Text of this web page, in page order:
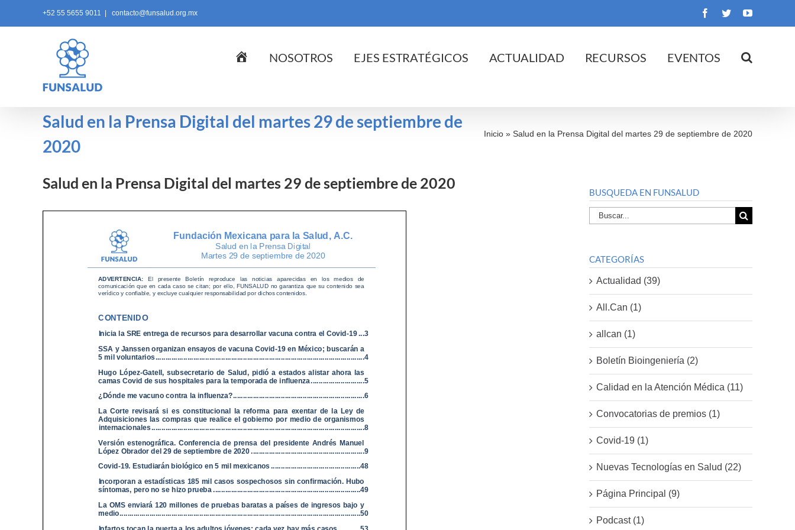
+52 55 5655 9011 contacto@funsalud.org.mx Facebook
TwitterYouTube
InicioNOSOTROS EJES ESTRATÉGICOS ACTUALIDAD RECURSOS EVENTOS
Salud en la Prensa Digital del martes 29 de septiembre de
2020
Inicio » Salud en la Prensa Digital del martes 29 de septiembre de 2020
Salud en la Prensa Digital del martes 29 de septiembre de 2020
BUSQUEDA EN FUNSALUD
Buscar
por:
CATEGORÍAS
Actualidad (39)
All.Can (1)
allcan (1)
Boletín Bioingeniería (2)
Calidad en la Atención Médica (11)
Convocatorias de premios (1)
Covid-19 (1)
Nuevas Tecnologías en Salud (22)
Página Principal (9)
Podcast (1)